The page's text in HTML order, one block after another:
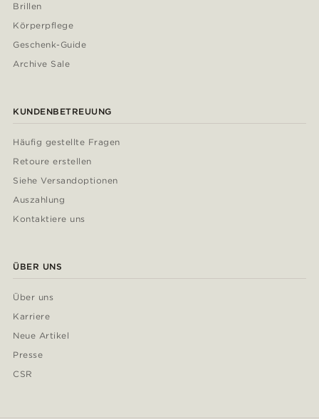
Brillen
Körperpflege
Geschenk-Guide
Archive Sale
KUNDENBETREUUNG
Häufig gestellte Fragen
Retoure erstellen
Siehe Versandoptionen
Auszahlung
Kontaktiere uns
ÜBER UNS
Über uns
Karriere
Neue Artikel
Presse
CSR